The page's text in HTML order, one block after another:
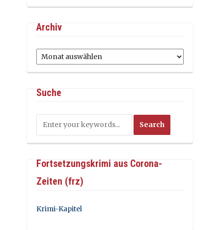
Archiv
Archiv
Suche
Fortsetzungskrimi aus Corona-
Zeiten (frz)
Krimi-Kapitel